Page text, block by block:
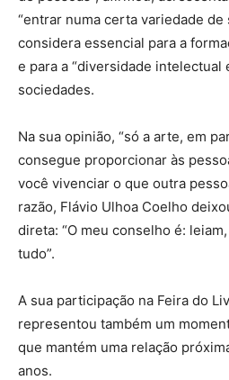
“entrar numa certa variedade de
considera essencial para a
e para a “diversidade intelectual
sociedades.
Na sua opinião, “só a arte, em
consegue proporcionar às
você vivenciar o que outra
razão, Flávio Ulhoa Coelho
direta: “O meu conselho é:
tudo”.
A sua participação na Feira do
representou também um
que mantém uma relação
anos.